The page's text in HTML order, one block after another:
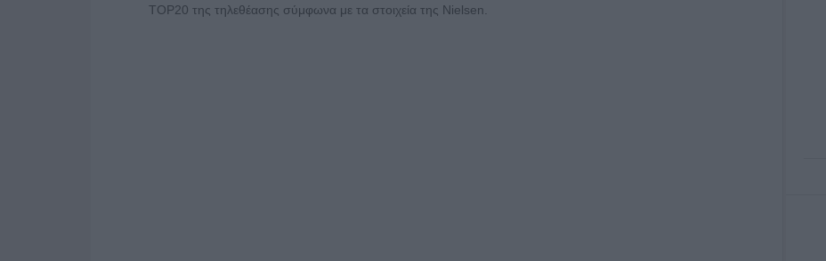
TOP20 της τηλεθέασης σύμφωνα με τα στοιχεία της Nielsen.